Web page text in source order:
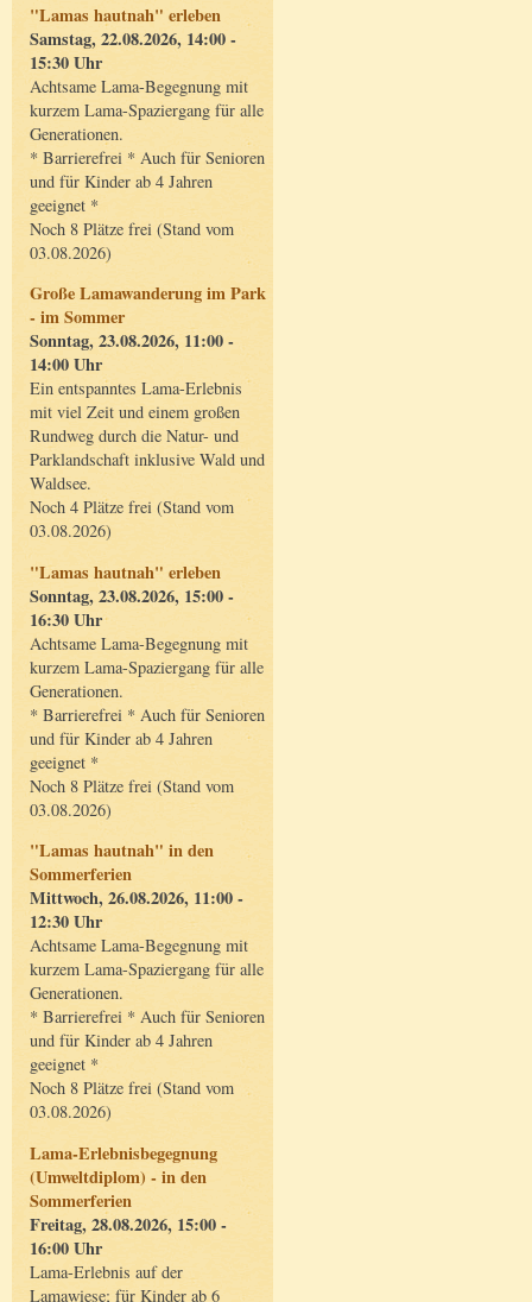
"Lamas hautnah" erleben
Samstag, 22.08.2026, 14:00 -
15:30 Uhr
Achtsame Lama-Begegnung mit
kurzem Lama-Spaziergang für alle
Generationen.
* Barrierefrei * Auch für Senioren
und für Kinder ab 4 Jahren
geeignet *
Noch 8 Plätze frei (Stand vom
03.08.2026)
Große Lamawanderung im Park
- im Sommer
Sonntag, 23.08.2026, 11:00 -
14:00 Uhr
Ein entspanntes Lama-Erlebnis
mit viel Zeit und einem großen
Rundweg durch die Natur- und
Parklandschaft inklusive Wald und
Waldsee.
Noch 4 Plätze frei (Stand vom
03.08.2026)
"Lamas hautnah" erleben
Sonntag, 23.08.2026, 15:00 -
16:30 Uhr
Achtsame Lama-Begegnung mit
kurzem Lama-Spaziergang für alle
Generationen.
* Barrierefrei * Auch für Senioren
und für Kinder ab 4 Jahren
geeignet *
Noch 8 Plätze frei (Stand vom
03.08.2026)
"Lamas hautnah" in den
Sommerferien
Mittwoch, 26.08.2026, 11:00 -
12:30 Uhr
Achtsame Lama-Begegnung mit
kurzem Lama-Spaziergang für alle
Generationen.
* Barrierefrei * Auch für Senioren
und für Kinder ab 4 Jahren
geeignet *
Noch 8 Plätze frei (Stand vom
03.08.2026)
Lama-Erlebnisbegegnung
(Umweltdiplom) - in den
Sommerferien
Freitag, 28.08.2026, 15:00 -
16:00 Uhr
Lama-Erlebnis auf der
Lamawiese; für Kinder ab 6